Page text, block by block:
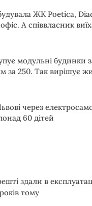
ЖК Poetica,
А співвласник
модульні будинки
за 250. Так вирішує
через
60 дітей
здали в
тому